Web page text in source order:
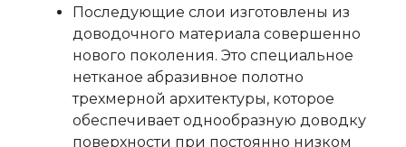
Последующие слои изготовлены из
доводочного материала совершенно
нового поколения. Это специальное
нетканое абразивное полотно
трехмерной архитектуры, которое
обеспечивает однообразную доводку
поверхности при постоянно низком